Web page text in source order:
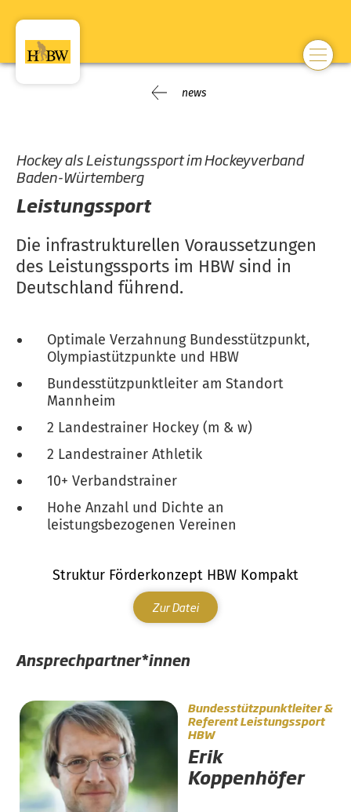
news
Hockey als Leistungssport im Hockeyverband
Baden-Würtemberg
Leistungssport
Die infrastrukturellen Voraussetzungen
des Leistungssports im HBW sind in
Deutschland führend.
Optimale Verzahnung Bundesstützpunkt,
Olympiastützpunkte und HBW
Bundesstützpunktleiter am Standort
Mannheim
2 Landestrainer Hockey (m & w)
2 Landestrainer Athletik
10+ Verbandstrainer
Hohe Anzahl und Dichte an
leistungsbezogenen Vereinen
Struktur Förderkonzept HBW Kompakt
Zur Datei
Ansprechpartner*innen
Bundesstützpunktleiter &
Referent Leistungssport
HBW
Erik
Koppenhöfer